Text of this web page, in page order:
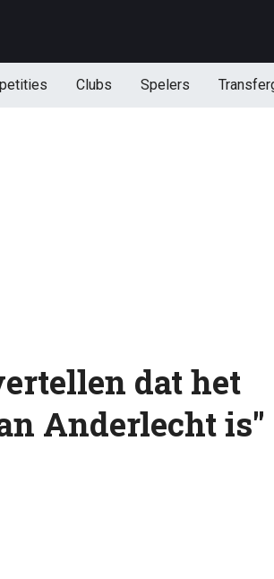
Clubs Spelers
dat het
Anderlecht is"